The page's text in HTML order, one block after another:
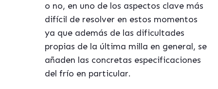
o no, en uno de los aspectos clave más
difícil de resolver en estos momentos
ya que además de las dificultades
propias de la última milla en general, se
añaden las concretas especificaciones
del frío en particular.